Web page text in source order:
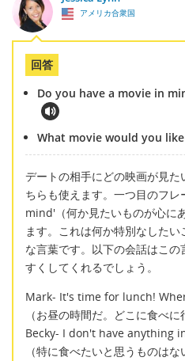
アメリカ合衆国
回答
Do you have a movie in
What movie would you
デートの相手にどの映画が見
ちらも使えます。一つ目のフ
mind'（何か見たいものが心に
ます。これは何か特別なした
な言葉です。以下の会話はこ
すくしてくれるでしょう。
Mark- It's time for lunch!
（お昼の時間だ。どこに食べに
Becky- I don't have anything
（特に食べたいと思うものはな